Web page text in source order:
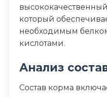
Пищевая
Белок (%)
Жир (%)
Клетчатка (%)
высококачественный
который
необходимым
кислотами.
Анализ
Состав корма